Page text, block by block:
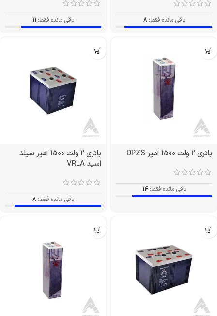
باقی مانده فقط: 8 باقی مانده فقط: 11
باتری 2 ولت 1500 آمپر OPZS
باقی مانده فقط: 14
باتری 2 ولت 1500 آمپر سیلد
اسید VRLA
باقی مانده فقط: 8